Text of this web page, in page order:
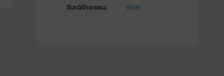
Szálhossz 6 m